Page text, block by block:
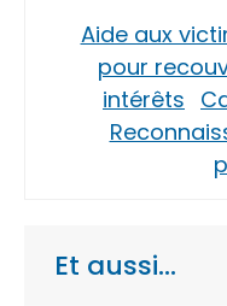
Aide aux
pour
intérêts
Et aussi…